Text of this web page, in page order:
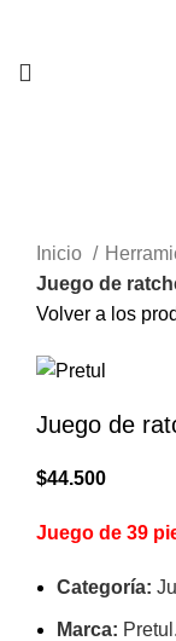
Inicio
Juego de
Volver a los
Juego de
$44.500
Juego de 39
Categoría:
Marca: Pretul.